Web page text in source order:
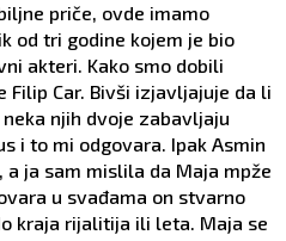
priče, ovde imamo
od tri godine kojem je bio
akteri. Kako smo dobili
Car. Bivši izjavljajuje da li
njih dvoje zabavljaju
i to mi odgovara. Ipak Asmin
a ja sam mislila da Maja mpže
u svađama on stvarno
kraja rijalitija ili leta. Maja se